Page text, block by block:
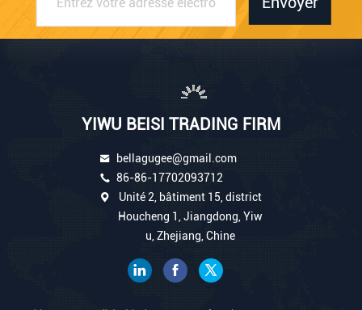
YIWU BEISI TRADING FIRM
bellagugee@gmail.com
86-86-17702093712
Unité 2, bâtiment 15, district
Houcheng 1, Jiangdong, Yiw
u, Zhejiang, Chine